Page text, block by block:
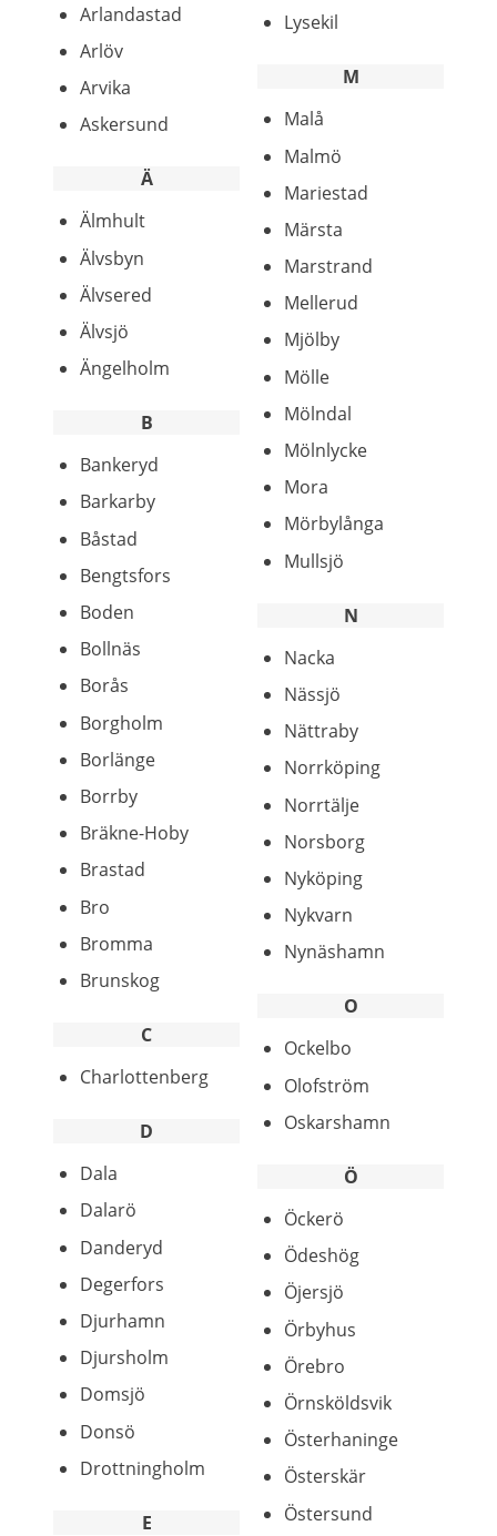
Arlandastad
Arlöv
Arvika
Askersund
Ä
Älmhult
Älvsbyn
Älvsered
Älvsjö
Ängelholm
B
Bankeryd
Barkarby
Båstad
Bengtsfors
Boden
Bollnäs
Borås
Borgholm
Borlänge
Borrby
Bräkne-Hoby
Brastad
Bro
Bromma
Brunskog
C
Charlottenberg
D
Dala
Dalarö
Danderyd
Degerfors
Djurhamn
Djursholm
Domsjö
Donsö
Drottningholm
E
Lysekil
M
Malå
Malmö
Mariestad
Märsta
Marstrand
Mellerud
Mjölby
Mölle
Mölndal
Mölnlycke
Mora
Mörbylånga
Mullsjö
N
Nacka
Nässjö
Nättraby
Norrköping
Norrtälje
Norsborg
Nyköping
Nykvarn
Nynäshamn
O
Ockelbo
Olofström
Oskarshamn
Ö
Öckerö
Ödeshög
Öjersjö
Örbyhus
Örebro
Örnsköldsvik
Österhaninge
Österskär
Östersund